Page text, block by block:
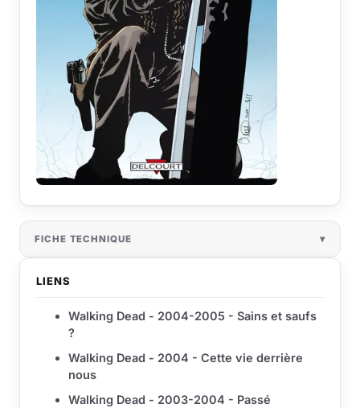
FICHE TECHNIQUE
LIENS
Walking Dead - 2004-2005 - Sains et saufs
?
Walking Dead - 2004 - Cette vie derrière
nous
Walking Dead - 2003-2004 - Passé